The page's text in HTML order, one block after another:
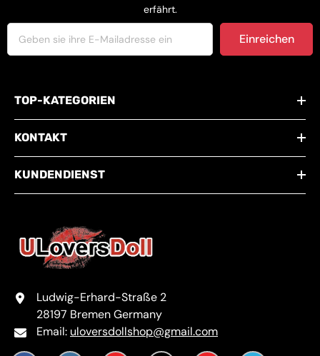
erfährt.
Einreichen
TOP-KATEGORIEN
KONTAKT
KUNDENDIENST
Ludwig-Erhard-Straße 2
28197 Bremen Germany
Email: uloversdollshop@gmail.com